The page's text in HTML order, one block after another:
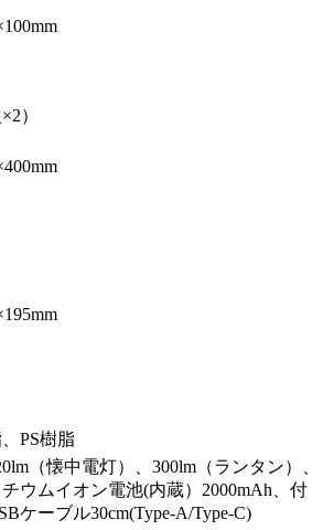
）
PS樹脂
（懐中電灯）、300lm（ランタン）、
ウムイオン電池(内蔵）2000mAh、付
ケーブル30cm(Type-A/Type-C)